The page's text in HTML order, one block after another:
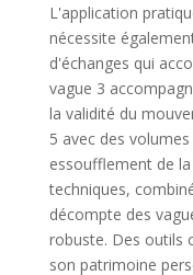
L'application
nécessite
d'échanges qui
vague 3
la validité du
5 avec des
essoufflement de
techniques,
décompte des
robuste. Des outils
son patrimoine